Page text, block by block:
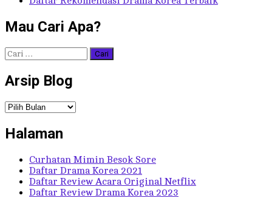
Mau Cari Apa?
Cari
Arsip Blog
Arsip
Halaman
Curhatan Mimin Besok Sore
Daftar Drama Korea 2021
Daftar Review Acara Original Netflix
Daftar Review Drama Korea 2023